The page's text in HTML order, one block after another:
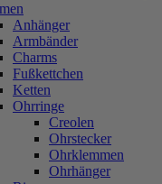
Anhänger
Armbänder
Charms
Fußkettchen
Ketten
Ohrringe
Creolen
Ohrstecker
Ohrklemmen
Ohrhänger